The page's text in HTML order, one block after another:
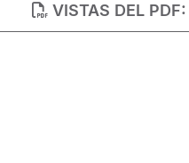
VISTAS DEL PDF: